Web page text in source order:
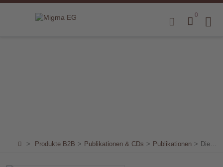
0
> Produkte B2B > Publikationen & CDs > Publikationen > Die deutsche Posaune im Vogtland